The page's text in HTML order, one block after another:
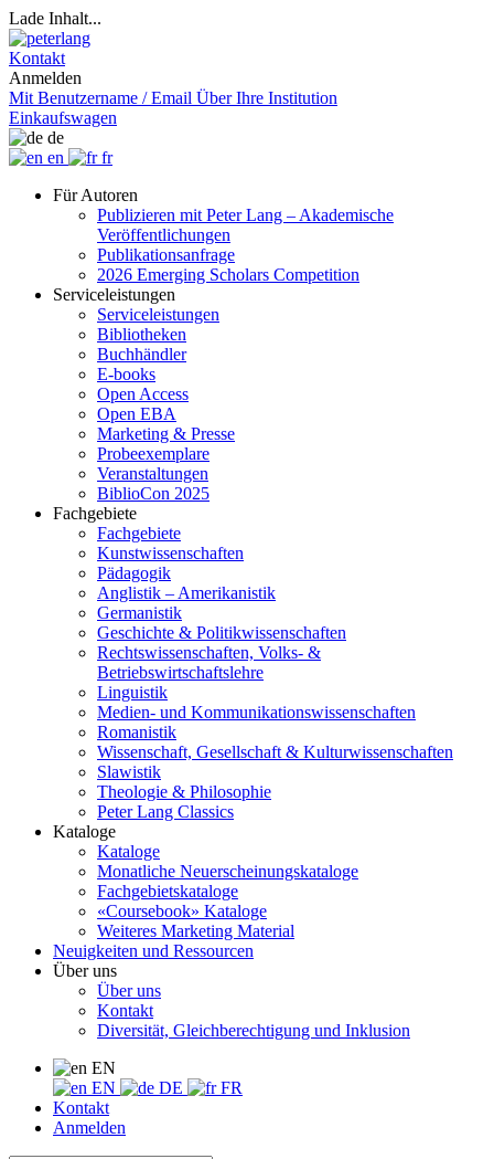
Lade Inhalt...
Kontakt
Anmelden
Mit Benutzername / Email Über Ihre Institution
Einkaufswagen
de
en
fr
Für Autoren
Publizieren mit Peter Lang – Akademische
Veröffentlichungen
Publikationsanfrage
2026 Emerging Scholars Competition
Serviceleistungen
Serviceleistungen
Bibliotheken
Buchhändler
E-books
Open Access
Open EBA
Marketing & Presse
Probeexemplare
Veranstaltungen
BiblioCon 2025
Fachgebiete
Fachgebiete
Kunstwissenschaften
Pädagogik
Anglistik – Amerikanistik
Germanistik
Geschichte & Politikwissenschaften
Rechtswissenschaften, Volks- &
Betriebswirtschaftslehre
Linguistik
Medien- und Kommunikationswissenschaften
Romanistik
Wissenschaft, Gesellschaft & Kulturwissenschaften
Slawistik
Theologie & Philosophie
Peter Lang Classics
Kataloge
Kataloge
Monatliche Neuerscheinungskataloge
Fachgebietskataloge
«Coursebook» Kataloge
Weiteres Marketing Material
Neuigkeiten und Ressourcen
Über uns
Über uns
Kontakt
Diversität, Gleichberechtigung und Inklusion
EN
EN
DE
FR
Kontakt
Anmelden